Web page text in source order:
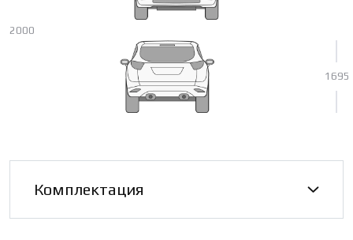
2000
1695
Комплектация